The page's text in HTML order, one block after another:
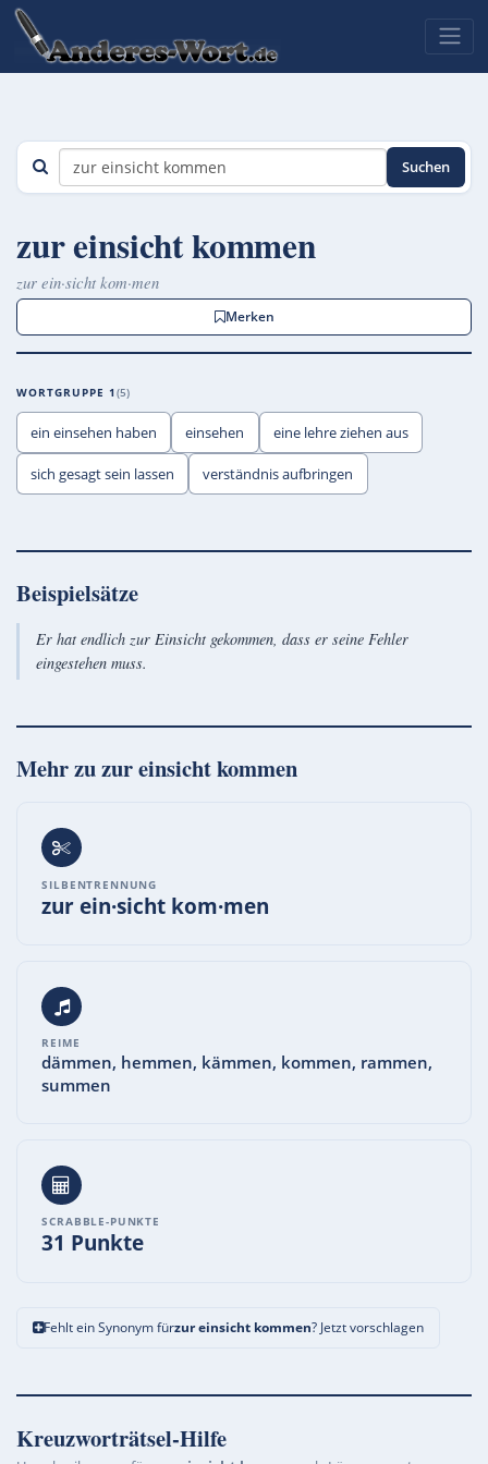
Suchen
zur einsicht kommen
zur ein·sicht kom·men
Merken
WORTGRUPPE 1 5
ein einsehen haben einsehen eine lehre ziehen aus
sich gesagt sein lassen verständnis aufbringen
Beispielsätze
Er hat endlich zur Einsicht gekommen, dass er seine Fehler
eingestehen muss.
Mehr zuzur einsicht kommen
SILBENTRENNUNG
zur ein·sicht kom·men
REIME
dämmen, hemmen, kämmen, kommen, rammen,
summen
SCRABBLE-PUNKTE
31 Punkte
Fehlt ein Synonym fürzur einsicht kommen? Jetzt vorschlagen
Kreuzworträtsel-Hilfe